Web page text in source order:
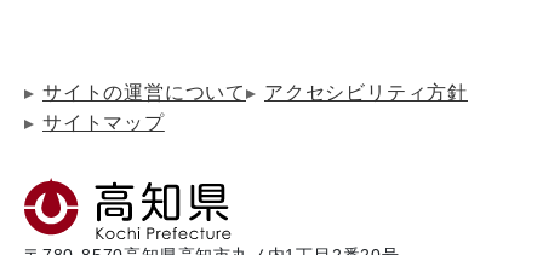
サイトの運営について
アクセシビリティ方針
サイトマップ